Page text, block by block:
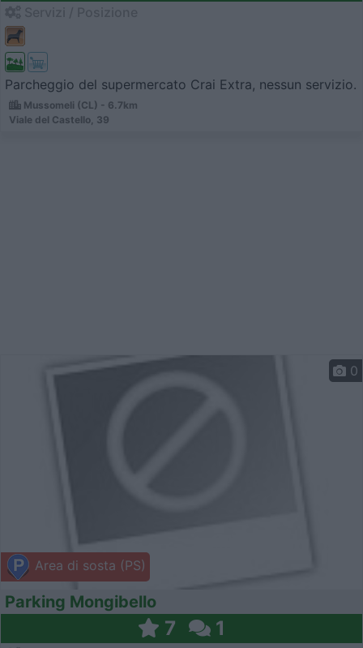
Parcheggio del supermercato Crai Extra, nessun servizio.
Mussomeli (CL) - 6.7km
Viale del Castello, 39
Area di sosta (PS)
0
Parking Mongibello
7 1